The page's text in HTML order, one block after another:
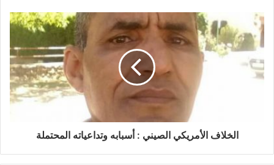
الخلاف الأمريكي الصيني : أسبابه وتداعياته المحتملة